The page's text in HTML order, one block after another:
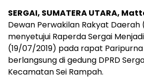
SERGAI, SUMATERA UTARA,
Dewan Perwakilan Rakyat Daerah
menyetujui Raperda Sergai
(19/07/2019) pada rapat
berlangsung di gedung DPRD
Kecamatan Sei Rampah.